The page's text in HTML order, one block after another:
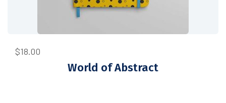
$18.00
World of Abstract